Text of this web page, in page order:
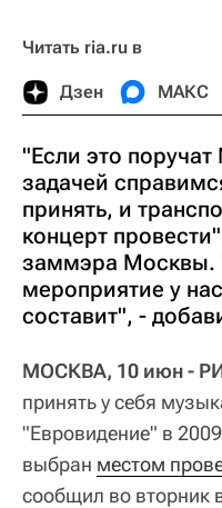
Читать ria.ru в
Дзен МАКС
"Если это
задачей
принять, и
концерт
заммэра Москвы.
мероприятие у
составит", -
МОСКВА, 10 июн -
принять у себя
"Евровидение" в
выбран местом
сообщил во вторник